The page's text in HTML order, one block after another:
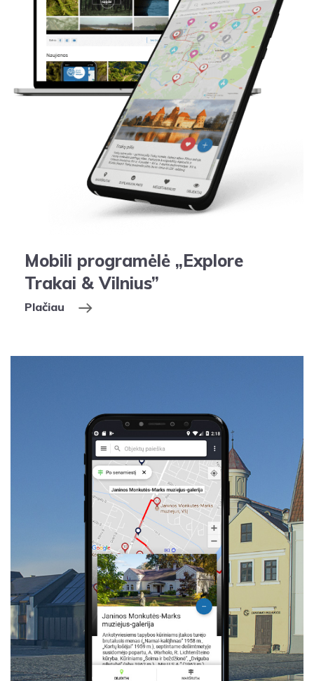
Mobili programėlė „Explore
Trakai & Vilnius”
Plačiau